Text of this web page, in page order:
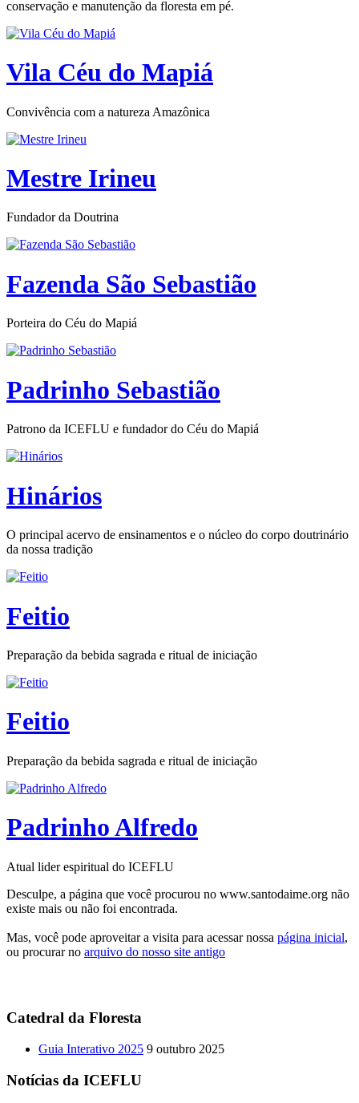
conservação e manutenção da floresta em pé.
Vila Céu do Mapiá
Convivência com a natureza Amazônica
Mestre Irineu
Fundador da Doutrina
Fazenda São Sebastião
Porteira do Céu do Mapiá
Padrinho Sebastião
Patrono da ICEFLU e fundador do Céu do Mapiá
Hinários
O principal acervo de ensinamentos e o núcleo do corpo doutrinário
da nossa tradição
Feitio
Preparação da bebida sagrada e ritual de iniciação
Feitio
Preparação da bebida sagrada e ritual de iniciação
Padrinho Alfredo
Atual lider espiritual do ICEFLU
Desculpe, a página que você procurou no www.santodaime.org não
existe mais ou não foi encontrada.
Mas, você pode aproveitar a visita para acessar nossa página inicial,
ou procurar no arquivo do nosso site antigo
Catedral da Floresta
Guia Interativo 2025 9 outubro 2025
Notícias da ICEFLU